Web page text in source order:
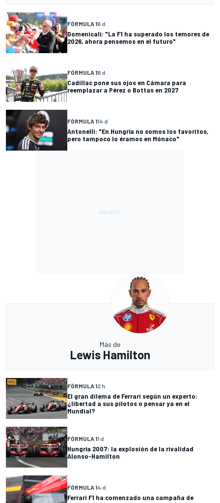
FÓRMULA 16 d
Domenicali: "La F1 ha superado los temores de
2026, ahora pensemos en el futuro"
FÓRMULA 18 d
Cadillac pone sus ojos en Cámara para
reemplazar a Pérez o Bottas en 2027
FÓRMULA 114 d
Antonelli: "En Hungría no somos los favoritos,
pero tampoco lo éramos en Mónaco"
Más de
Lewis Hamilton
FÓRMULA 12 h
El gran dilema de Ferrari según un experto:
¿libertad a sus pilotos o pensar ya en el
Mundial?
FÓRMULA 11 d
Hungría 2007: la explosión de la rivalidad
Alonso-Hamilton
FÓRMULA 14 d
Ferrari F1 ha comenzado una campaña de